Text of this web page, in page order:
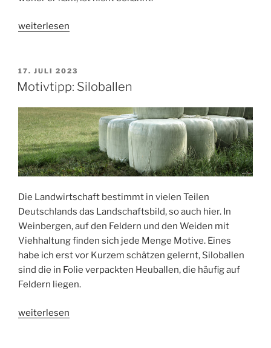
„Der
weiterlesen
VERÖFFENTLICHT
AM
17. JULI 2023
Motivtipp: Siloballen
Die Landwirtschaft bestimmt in vielen Teilen
Deutschlands das Landschaftsbild, so auch hier. In
Weinbergen, auf den Feldern und den Weiden mit
Viehhaltung finden sich jede Menge Motive. Eines
habe ich erst vor Kurzem schätzen gelernt, Siloballen
sind die in Folie verpackten Heuballen, die häufig auf
Feldern liegen.
„Motivtipp:
weiterlesen